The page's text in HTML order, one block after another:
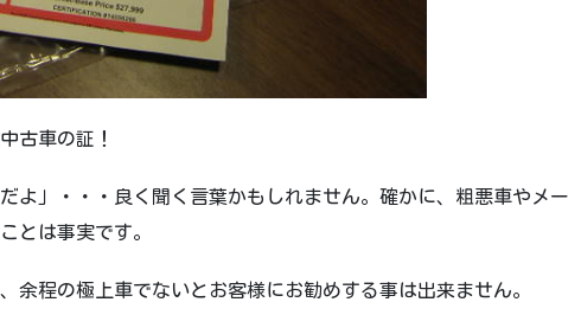
古車の証！
よ」・・・良く聞く言葉かもしれません。確かに、粗悪車やメー
とは事実です。
余程の極上車でないとお客様にお勧めする事は出来ません。